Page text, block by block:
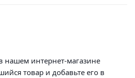
нашем интернет-магазине
товар и добавьте его в